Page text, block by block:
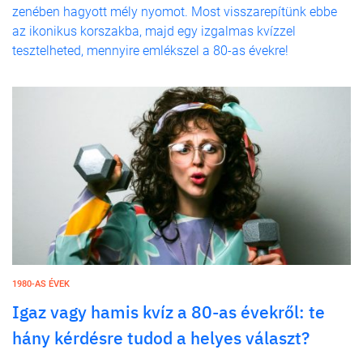
zenében hagyott mély nyomot. Most visszarepítünk ebbe
az ikonikus korszakba, majd egy izgalmas kvízzel
tesztelheted, mennyire emlékszel a 80-as évekre!
1980-AS ÉVEK
Igaz vagy hamis kvíz a 80-as évekről: te
hány kérdésre tudod a helyes választ?